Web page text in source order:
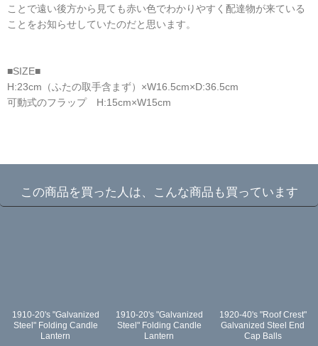
ことで遠い後方から見ても赤い色でわかりやすく配達物が来ている
ことをお知らせしていたのだと思います。
■SIZE■
H:23cm（ふたの取手含まず）×W16.5cm×D:36.5cm
可動式のフラップ H:15cm×W15cm
この商品を買った人は、こんな商品も買っています
1910-20's "Galvanized
Steel" Folding Candle
Lantern
1910-20's "Galvanized
Steel" Folding Candle
Lantern
1920-40's "Roof Crest"
Galvanized Steel End
Cap Balls